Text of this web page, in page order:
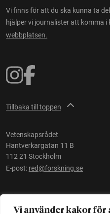
Vi använder kakor för
Vi finns för att du ska kunna ta
hjälper vi journalister att komma i
webbplatsen.
Tillbaka till toppen
Vetenskapsrådet
Hantverkargatan 11 B
112 21 Stockholm
E-post: red@forskning.se
Tillgänglighet